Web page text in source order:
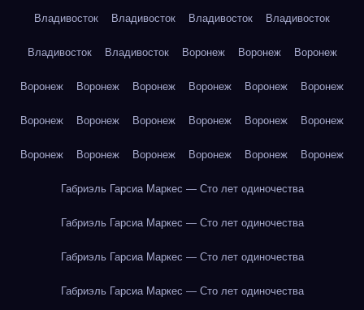
Владивосток Владивосток Владивосток Владивосток
Владивосток Владивосток Воронеж Воронеж Воронеж
Воронеж Воронеж Воронеж Воронеж Воронеж Воронеж
Воронеж Воронеж Воронеж Воронеж Воронеж Воронеж
Воронеж Воронеж Воронеж Воронеж Воронеж Воронеж
Габриэль Гарсиа Маркес — Сто лет одиночества
Габриэль Гарсиа Маркес — Сто лет одиночества
Габриэль Гарсиа Маркес — Сто лет одиночества
Габриэль Гарсиа Маркес — Сто лет одиночества